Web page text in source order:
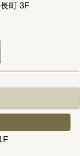
町 3F